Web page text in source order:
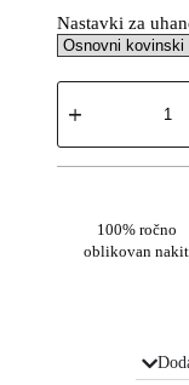
Nastavki za
100% ročno
oblikovan nakit